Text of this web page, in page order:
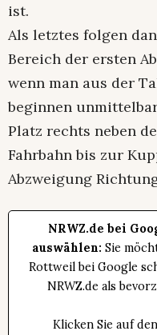
ist.
Als letztes folgen
Bereich der ersten
wenn man aus der
beginnen
Platz rechts neben
Fahrbahn bis zur
Abzweigung
NRWZ.de bei
auswählen: Sie
Rottweil bei Google
NRWZ.de als
Klicken Sie auf